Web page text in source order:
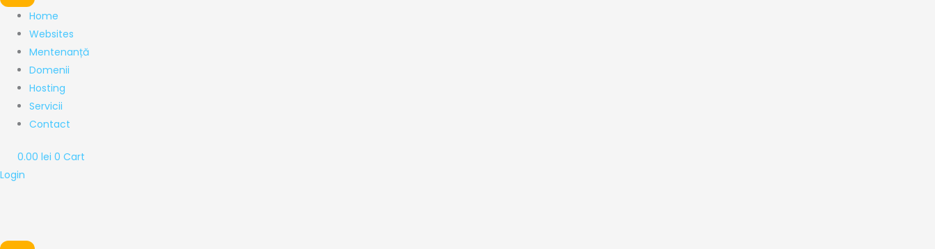
Home
Websites
Mentenanță
Domenii
Hosting
Servicii
Contact
0.00 lei 0 Cart
Login